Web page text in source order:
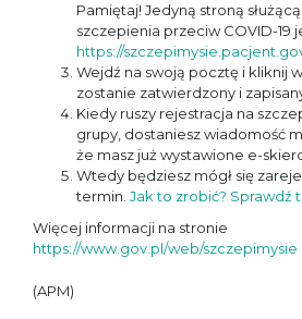
Pamiętaj! Jedyną stroną
szczepienia przeciw COVID-19
https://
Wejdź na swoją pocztę i kliknij
zostanie zatwierdzony i
Kiedy ruszy rejestracja na
grupy, dostaniesz wiadomość
że masz już wystawione e-
Wtedy będziesz mógł się
termin. Jak to zrobić? Sprawdź
Więcej informacji na stronie
https://www.gov.pl/web/szczepimysie
(APM)